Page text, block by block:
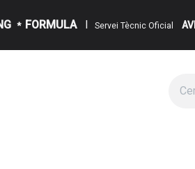
* FORMULA I Servei Tècnic Oficial